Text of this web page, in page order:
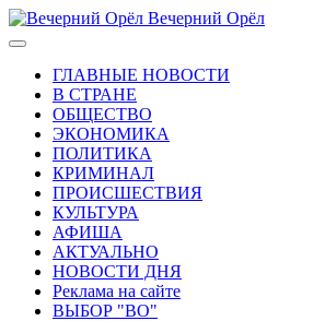
Вечерний Орёл
ГЛАВНЫЕ НОВОСТИ
В СТРАНЕ
ОБЩЕСТВО
ЭКОНОМИКА
ПОЛИТИКА
КРИМИНАЛ
ПРОИСШЕСТВИЯ
КУЛЬТУРА
АФИША
АКТУАЛЬНО
НОВОСТИ ДНЯ
Реклама на сайте
ВЫБОР "ВО"